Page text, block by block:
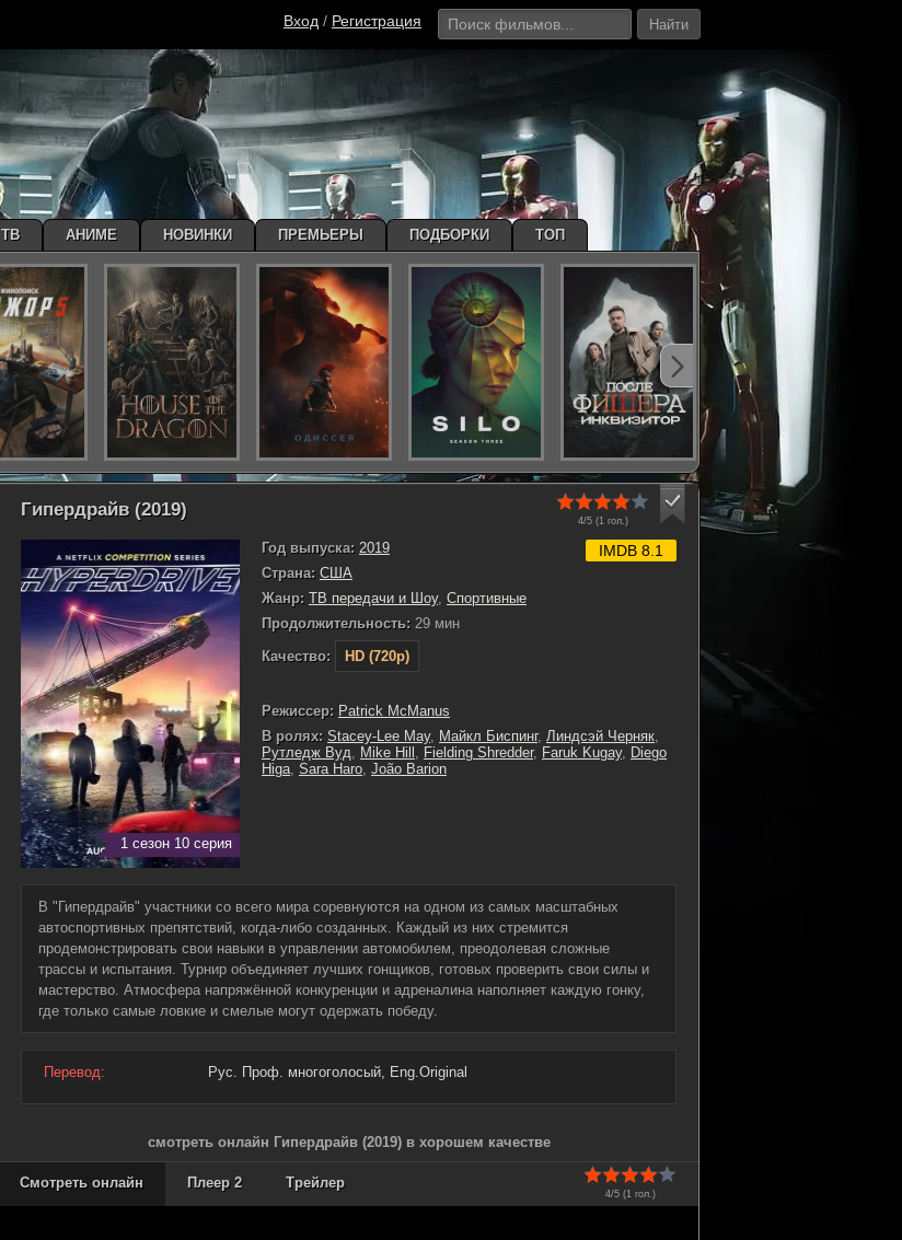
Вход / Регистрация Найти
Гипердрайв (2019)
4/5 (1гол.)
1 сезон 10 серия
Год выпуска: 2019
Страна: США
Жанр: ТВ передачи и Шоу, Спортивные
Продолжительность: 29 мин
Качество:
HD (720p)
IMDB 8.1
Режиссер: Patrick McManus
В ролях: Stacey-Lee May, Майкл Биспинг, Линдсэй Черняк,
Рутледж Вуд, Mike Hill , Fielding Shredder, Faruk Kugay, Diego
Higa, Sara Haro, João Barion
В "Гипердрайв" участники со всего мира соревнуются на одном из самых масштабных
автоспортивных препятствий, когда-либо созданных. Каждый из них стремится
продемонстрировать свои навыки в управлении автомобилем, преодолевая сложные
трассы и испытания. Турнир объединяет лучших гонщиков, готовых проверить свои силы и
мастерство. Атмосфера напряжённой конкуренции и адреналина наполняет каждую гонку,
где только самые ловкие и смелые могут одержать победу.
Перевод: Рус. Проф. многоголосый, Eng.Original
смотреть онлайн Гипердрайв (2019) в хорошем качестве
4/5 (1гол.)
Смотреть онлайн Плеер 2 Трейлер
ТВ АНИМЕ НОВИНКИ ПРЕМЬЕРЫ ПОДБОРКИ ТОП